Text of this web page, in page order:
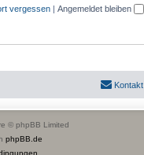
vergessen | Angemeldet bleiben
Kontakt
© phpBB Limited
phpBB.de